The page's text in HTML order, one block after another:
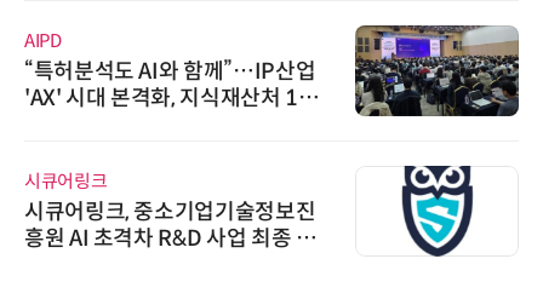
AIPD
“특허분석도 AI와 함께”…IP산업
'AX' 시대 본격화, 지식재산처 1호
시큐어링크
시큐어링크, 중소기업기술정보진
흥원 AI 초격차 R&D 사업 최종 선